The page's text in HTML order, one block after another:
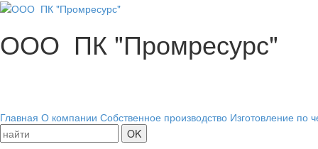
ООО ПК "Промресурс"
Главная О компании Собственное производство Изготовление по